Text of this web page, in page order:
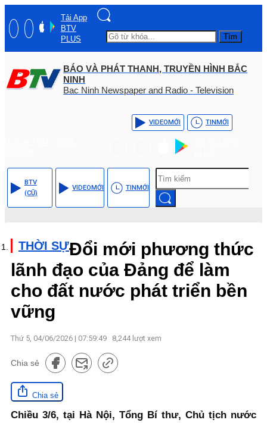
Tải App
BTV
PLUS
Tìm
BÁO VÀ PHÁT THANH, TRUYỀN HÌNH BẮC
NINH
Bac Ninh Newspaper and Radio - Television
VIDEOMỚI TINMỚI
BTV
(CŨ)
VIDEOMỚI TINMỚI
THỜI SỰĐổi mới phương thức
lãnh đạo của Đảng để làm
cho đất nước phát triển bền
vững
Thứ 5, 04/06/2026 | 07:59:49 8,244lượt xem
Chia sẻ
Chia sẻ
Chiều 3/6, tại Hà Nội, Tổng Bí thư, Chủ tịch nước